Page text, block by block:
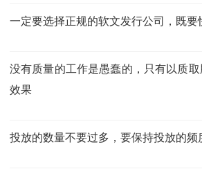
一定要选择正规的软文发行公司，既要
没有质量的工作是愚蠢的，只有以质
效果
投放的数量不要过多，要保持投放的频